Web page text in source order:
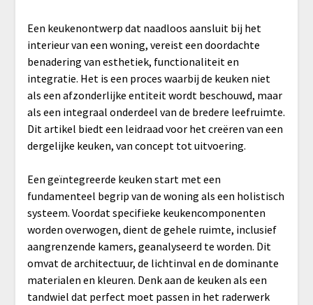
Een keukenontwerp dat naadloos aansluit bij het
interieur van een woning, vereist een doordachte
benadering van esthetiek, functionaliteit en
integratie. Het is een proces waarbij de keuken niet
als een afzonderlijke entiteit wordt beschouwd, maar
als een integraal onderdeel van de bredere leefruimte.
Dit artikel biedt een leidraad voor het creëren van een
dergelijke keuken, van concept tot uitvoering.
Een geïntegreerde keuken start met een
fundamenteel begrip van de woning als een holistisch
systeem. Voordat specifieke keukencomponenten
worden overwogen, dient de gehele ruimte, inclusief
aangrenzende kamers, geanalyseerd te worden. Dit
omvat de architectuur, de lichtinval en de dominante
materialen en kleuren. Denk aan de keuken als een
tandwiel dat perfect moet passen in het raderwerk